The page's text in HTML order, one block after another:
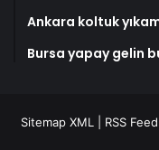
Ankara koltuk
Bursa yapay gelin
Sitemap XML RSS Feed